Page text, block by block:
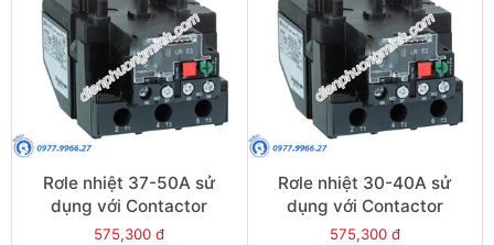
Rơle nhiệt 37-50A sử
dụng với Contactor
LC1E50-E95 - Model
575,300 đ
Rơle nhiệt 30-40A sử
dụng với Contactor
LC1E40-E95 - Model
575,300 đ